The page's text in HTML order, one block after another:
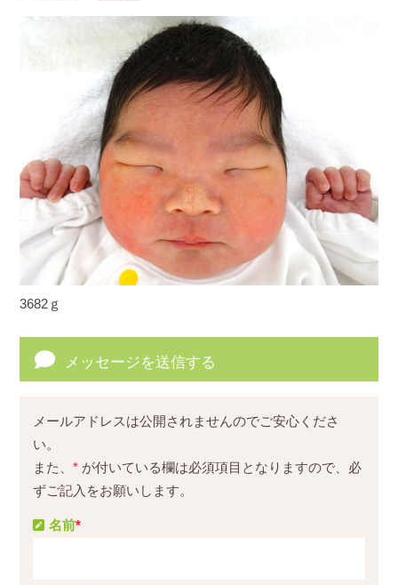
3682ｇ
メッセージを送信する
メールアドレスは公開されませんのでご安心くださ
い。
また、* が付いている欄は必須項目となりますので、必
ずご記入をお願いします。
名前*